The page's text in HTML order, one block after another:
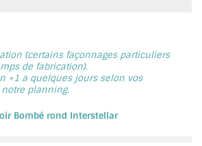
DE SPORT
DE DANSE
(certains façonnages particuliers
de fabrication).
+1 a quelques jours selon vos
planning.
Bombé rond Interstellar